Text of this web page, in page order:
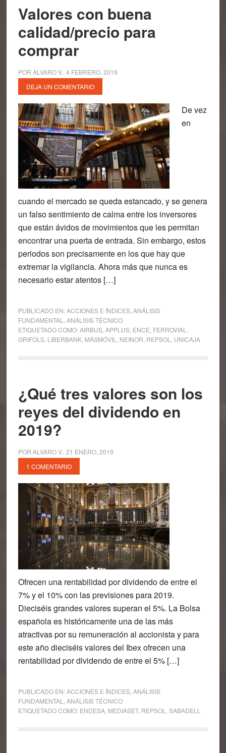
Valores con buena
calidad/precio para
comprar
POR ALVARO V. 4 FEBRERO, 2019
DEJA UN COMENTARIO
De vez
en
cuando el mercado se queda estancado, y se genera
un falso sentimiento de calma entre los inversores
que están ávidos de movimientos que les permitan
encontrar una puerta de entrada. Sin embargo, estos
periodos son precisamente en los que hay que
extremar la vigilancia. Ahora más que nunca es
necesario estar atentos […]
PUBLICADO EN:ACCIONES E ÍNDICES, ANÁLISIS
FUNDAMENTAL
ANÁLISIS TÉCNICO
ETIQUETADO COMO:AIRBUS, APPLUS, ENCE FERROVIAL
GRIFOLS, LIBERBANK, MÁSMÓVIL NEINOR REPSOL UNICAJA
¿Qué tres valores son los
reyes del dividendo en
2019?
POR ALVARO V. 21 ENERO, 2019
1 COMENTARIO
Ofrecen una rentabilidad por dividendo de entre el
7% y el 10% con las previsiones para 2019.
Dieciséis grandes valores superan el 5%. La Bolsa
española es históricamente una de las más
atractivas por su remuneración al accionista y para
este año dieciséis valores del Ibex ofrecen una
rentabilidad por dividendo de entre el 5% […]
PUBLICADO EN:ACCIONES E ÍNDICES, ANÁLISIS
FUNDAMENTAL
ANÁLISIS TÉCNICO
ETIQUETADO COMO: ENDESA, MEDIASET, REPSOL SABADELL